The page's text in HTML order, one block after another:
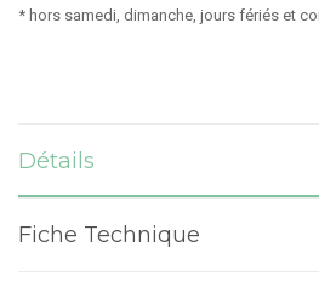
* hors samedi, dimanche, jours fériés et
Détails
Fiche Technique